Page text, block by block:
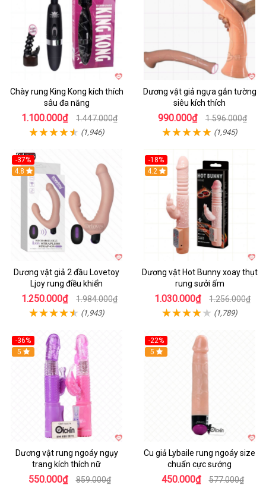
Chày rung King Kong kích thích
sâu đa năng
1.100.000₫ 1.447.000₫
(1,946)
Dương vật giả ngựa gắn tường
siêu kích thích
990.000₫ 1.596.000₫
(1,945)
-37%
Hot
4.8
Dương vật giả 2 đầu Lovetoy
Ljoy rung điều khiển
1.250.000₫ 1.984.000₫
(1,943)
-18%
Hot
4.2
Dương vật Hot Bunny xoay thụt
rung sưởi ấm
1.030.000₫ 1.256.000₫
(1,789)
-36%
Hot
5
Dương vật rung ngoáy ngụy
trang kích thích nữ
550.000₫ 859.000₫
-22%
Hot
5
Cu giả Lybaile rung ngoáy size
chuẩn cực sướng
450.000₫ 577.000₫